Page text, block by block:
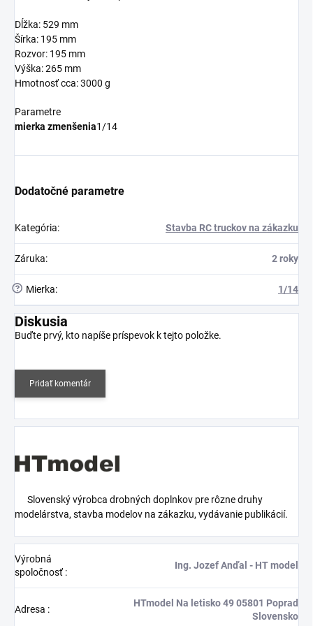
Dĺžka: 529 mm
Šírka: 195 mm
Rozvor: 195 mm
Výška: 265 mm
Hmotnosť cca: 3000 g
Parametre
mierka zmenšenia1/14
Dodatočné parametre
Kategória: Stavba RC truckov na zákazku
Záruka: 2 roky
? Mierka: 1/14
Diskusia
Buďte prvý, kto napíše príspevok k tejto položke.
Pridať komentár
Slovenský výrobca drobných doplnkov pre rôzne druhy
modelárstva, stavba modelov na zákazku, vydávanie publikácií.
Výrobná
spoločnosť:
Ing. Jozef Anďal - HT model
Adresa :
HTmodel Na letisko 49 05801 Poprad
Slovensko